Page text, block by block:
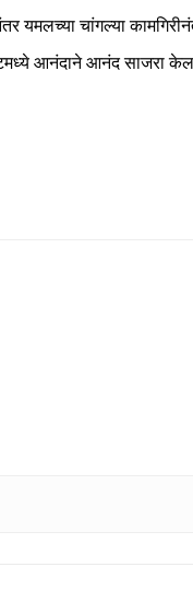
यमलच्या चांगल्या
आनंदाने आनंद साजरा